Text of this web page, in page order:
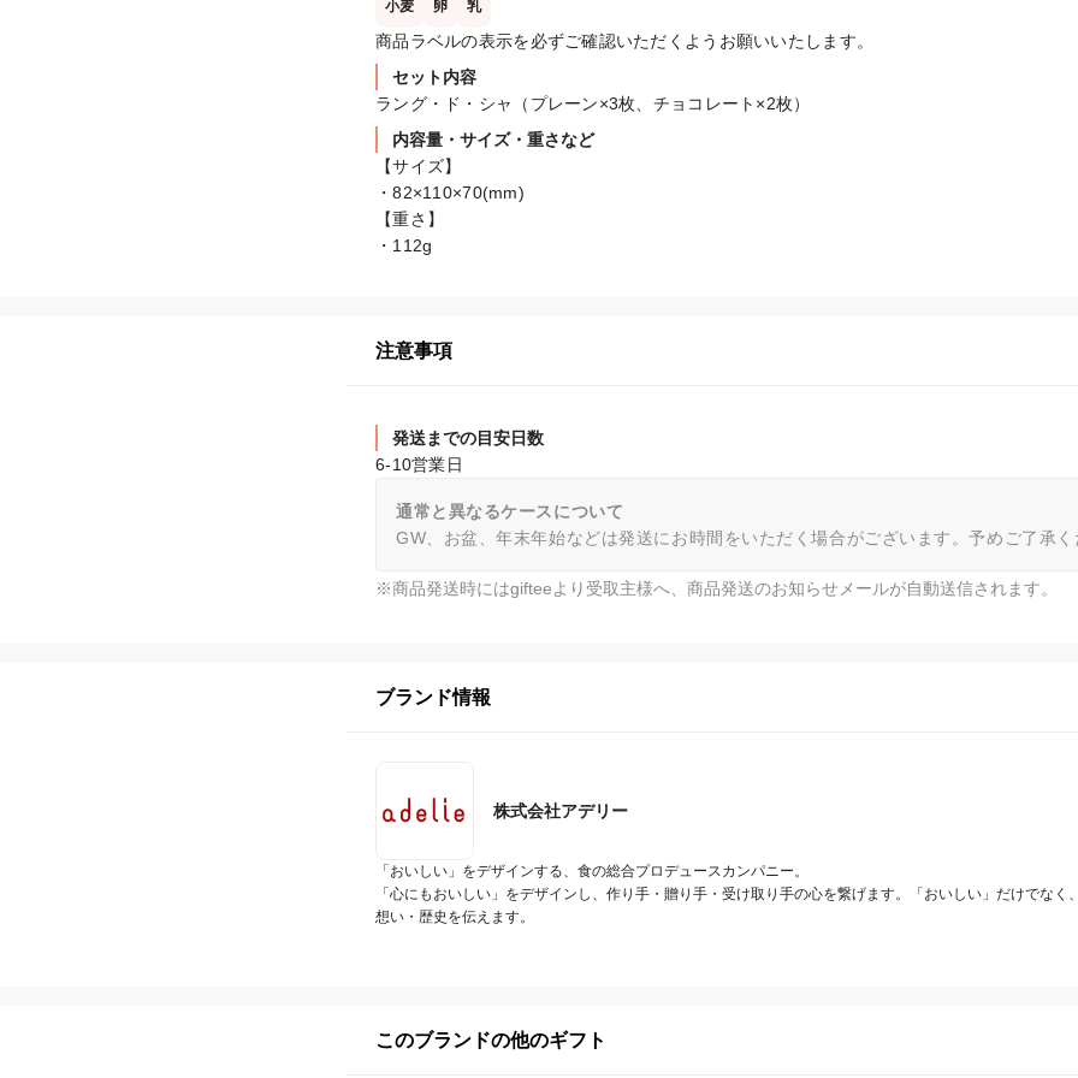
小麦 卵 乳
商品ラベルの表示を必ずご確認いただくようお願いいたします。
セット内容
ラング・ド・シャ（プレーン×3枚、チョコレート×2枚）
内容量・サイズ・重さなど
【サイズ】
・82×110×70(mm)
【重さ】
・112g
注意事項
発送までの目安日数
6-10営業日
通常と異なるケースについて
GW、お盆、年末年始などは発送にお時間をいただく場合がございます。予めご了承
※商品発送時にはgifteeより受取主様へ、商品発送のお知らせメールが自動送信されます。
ブランド情報
株式会社アデリー
「おいしい」をデザインする、食の総合プロデュースカンパニー。
「心にもおいしい」をデザインし、作り手・贈り手・受け取り手の心を繋げます。「おいしい」だけでなく
想い・歴史を伝えます。
このブランドの他のギフト